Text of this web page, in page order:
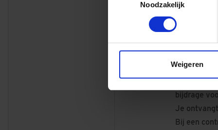
Noodzakelijk
Weigeren
48
Een
bijdrage
Je
Bij een